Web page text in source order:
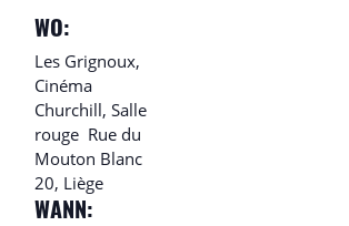
WO:
Les Grignoux,
Cinéma
Churchill, Salle
rouge Rue du
Mouton Blanc
20, Liège
WANN: